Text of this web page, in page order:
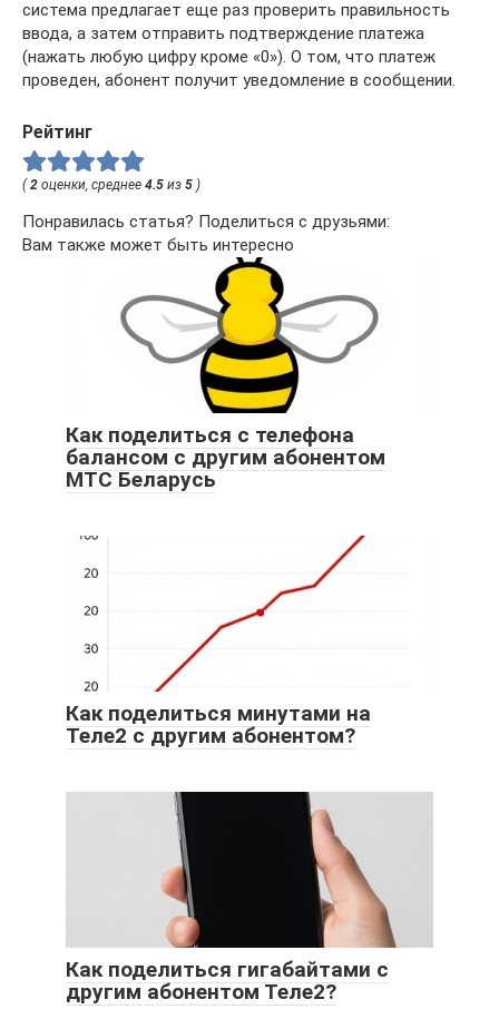
система предлагает еще раз проверить правильность
ввода, а затем отправить подтверждение платежа
(нажать любую цифру кроме «0»). О том, что платеж
проведен, абонент получит уведомление в сообщении.
Рейтинг
(2 оценки, среднее 4.5 из 5 )
Понравилась статья? Поделиться с друзьями:
Вам также может быть интересно
Как поделиться с телефона
балансом с другим абонентом
МТС Беларусь
Как поделиться минутами на
Теле2 с другим абонентом?
Как поделиться гигабайтами с
другим абонентом Теле2?